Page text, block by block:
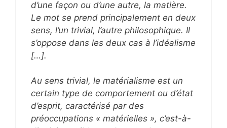
d’une façon ou d’une autre, la matière.
Le mot se prend principalement en deux
sens, l’un trivial, l’autre philosophique. Il
s’oppose dans les deux cas à l’idéalisme
[…].
Au sens trivial, le matérialisme est un
certain type de comportement ou d’état
d’esprit, caractérisé par des
préoccupations « matérielles », c’est-à-